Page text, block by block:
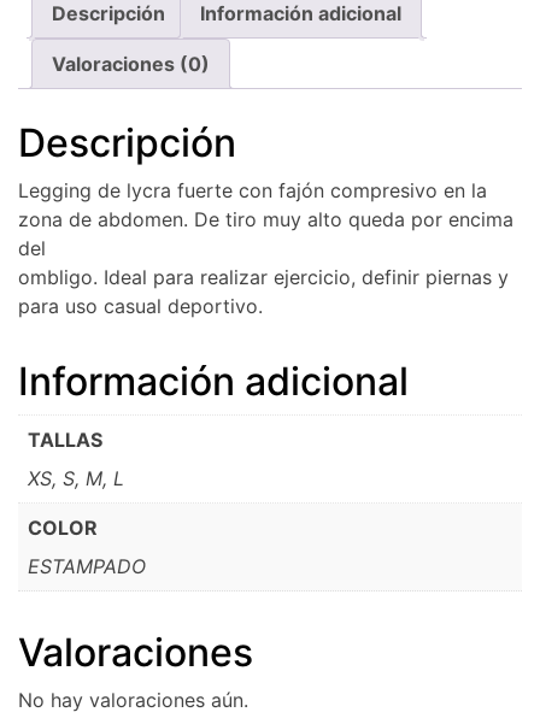
Descripción Información adicional
Valoraciones (0)
Descripción
Legging de lycra fuerte con fajón compresivo en la
zona de abdomen. De tiro muy alto queda por encima
del
ombligo. Ideal para realizar ejercicio, definir piernas y
para uso casual deportivo.
Información adicional
TALLAS
XS, S, M, L
COLOR
ESTAMPADO
Valoraciones
No hay valoraciones aún.